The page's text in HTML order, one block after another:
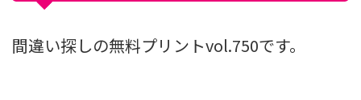
間違い探しの無料プリントvol.750です。